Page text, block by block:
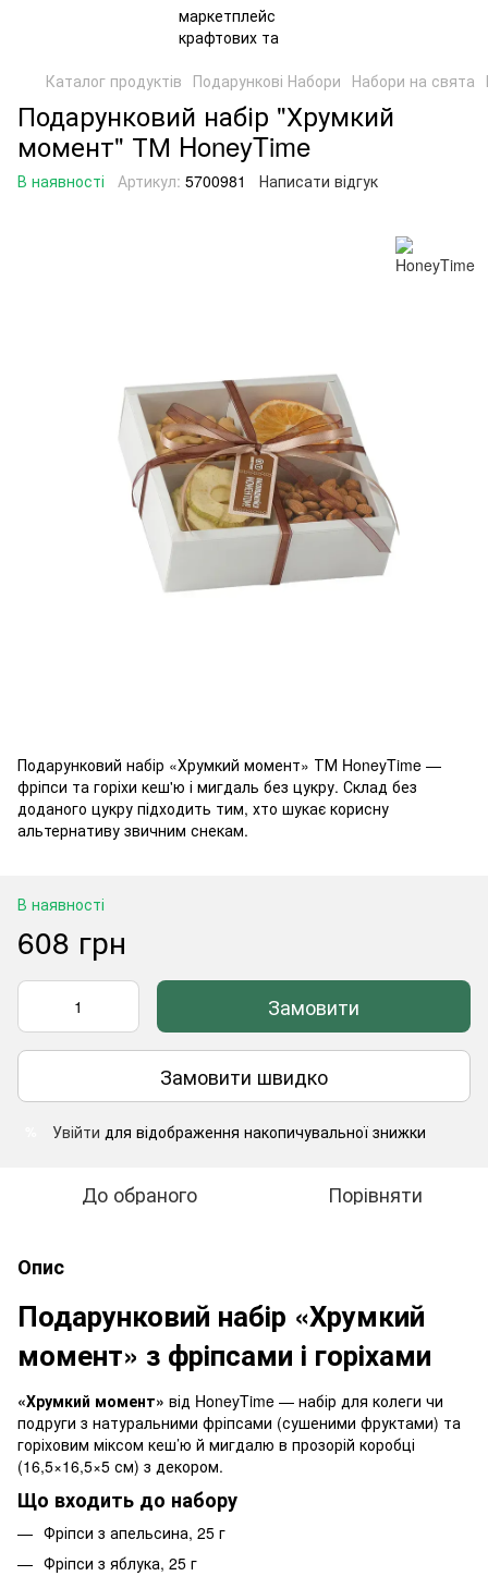
Каталог продуктів Подарункові Набори Набори на свята
Подарунковий набір "Хрумкий
момент" ТМ HoneyTime
В наявності Артикул: 5700981 Написати відгук
Подарунковий набір «Хрумкий момент» ТМ HoneyTime —
фріпси та горіхи кеш'ю і мигдаль без цукру. Склад без
доданого цукру підходить тим, хто шукає корисну
альтернативу звичним снекам.
В наявності
608 грн
Замовити
Замовити швидко
Увійти для відображення накопичувальної знижки
До обраного Порівняти
Опис
Подарунковий набір «Хрумкий
момент» з фріпсами і горіхами
«Хрумкий момент» від HoneyTime — набір для колеги чи
подруги з натуральними фріпсами (сушеними фруктами) та
горіховим міксом кеш’ю й мигдалю в прозорій коробці
(16,5×16,5×5 см) з декором.
Що входить до набору
Фріпси з апельсина, 25 г
Фріпси з яблука, 25 г